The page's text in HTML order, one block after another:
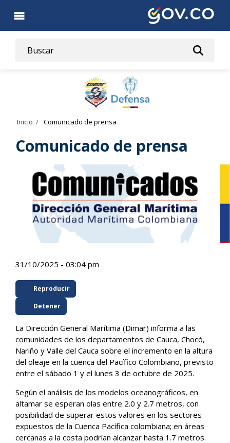
contenido
Ruta
de
navegación
Inicio Comunicado de prensa
Comunicado de prensa
31/10/2025 - 03:04 pm
Reproducir
Detener
La Dirección General Marítima (Dimar) informa a las
comunidades de los departamentos de Cauca, Chocó,
Nariño y Valle del Cauca sobre el incremento en la altura
del oleaje en la cuenca del Pacífico Colombiano, previsto
entre el sábado 1 y el lunes 3 de octubre de 2025.
Según el análisis de los modelos oceanográficos, en
altamar se esperan olas entre 2.0 y 2.7 metros, con
posibilidad de superar estos valores en los sectores
expuestos de la Cuenca Pacífica colombiana; en áreas
cercanas a la costa podrían alcanzar hasta 1.7 metros.